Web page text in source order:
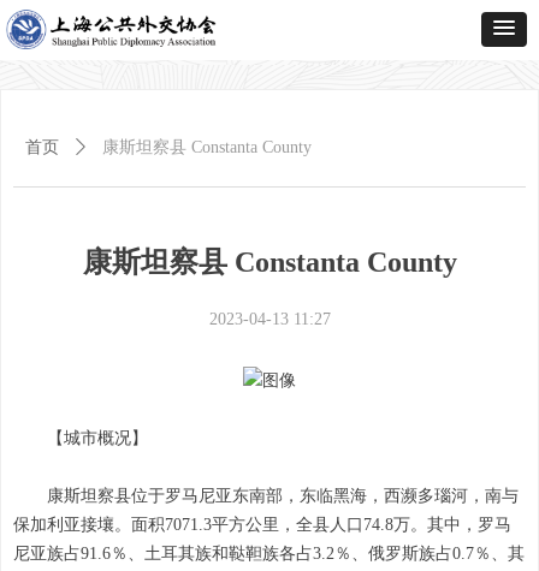
康斯坦察县 Constanta County
【城市概况】
康斯坦察县位于罗马尼亚东南部，东临黑海，西濒多瑙河，南与
保加利亚接壤。面积7071.3平方公里，全县人口74.8万。其中，罗马
尼亚族占91.6％、土耳其族和鞑靼族各占3.2％、俄罗斯族占0.7％、其
首页 ꄲ 康斯坦察县 Constanta County
2023-04-13 11:27